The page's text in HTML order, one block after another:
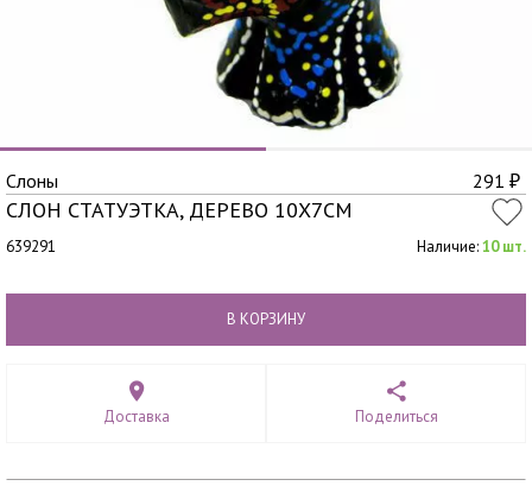
Слоны 291 ₽
СЛОН СТАТУЭТКА, ДЕРЕВО 10Х7СМ
639291 Наличие:10 шт.
В КОРЗИНУ
Доставка Поделиться